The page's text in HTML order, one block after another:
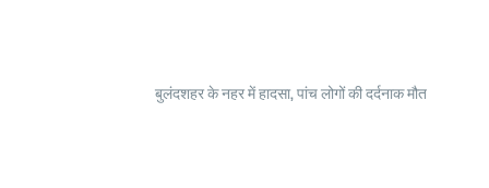
बुलंदशहर के नहर में हादसा, पांच लोगों की दर्दनाक मौत